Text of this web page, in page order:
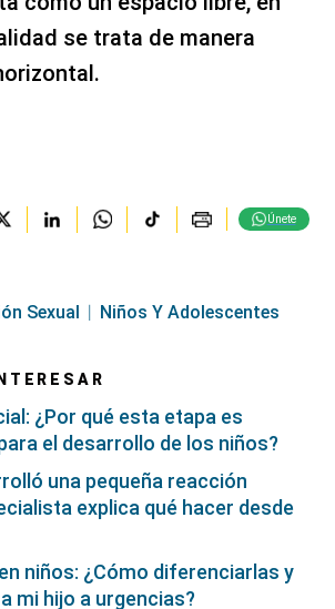
se trata de manera
Únete
Sexual Niños Y Adolescentes
¿Por qué esta etapa es
el desarrollo de los niños?
una pequeña reacción
explica qué hacer desde
niños: ¿Cómo diferenciarlas y
mi hijo a urgencias?